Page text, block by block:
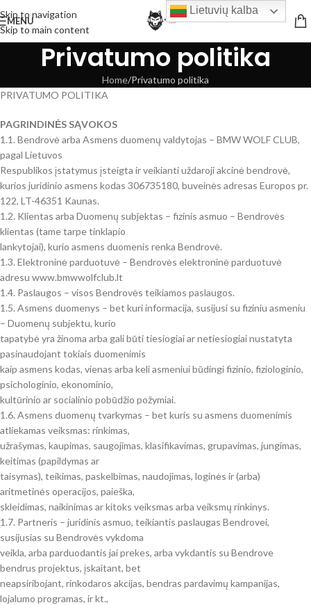
Skip to navigation
Skip to main content
MENU
Privatumo politika
Home Privatumo politika
PRIVATUMO POLITIKA
PAGRINDINĖS SĄVOKOS
1.1. Bendrovė arba Asmens duomenų valdytojas – BMW WOLF CLUB,
pagal Lietuvos
Respublikos įstatymus įsteigta ir veikianti uždaroji akcinė bendrovė,
kurios juridinio asmens kodas 306735180, buveinės adresas Europos pr.
122, LT-46351 Kaunas.
1.2. Klientas arba Duomenų subjektas – fizinis asmuo – Bendrovės
klientas (tame tarpe tinklapio
lankytojai), kurio asmens duomenis renka Bendrovė.
1.3. Elektroninė parduotuvė – Bendrovės elektroninė parduotuvė
adresu www.bmwwolfclub.lt
1.4. Paslaugos – visos Bendrovės teikiamos paslaugos.
1.5. Asmens duomenys – bet kuri informacija, susijusi su fiziniu asmeniu
– Duomenų subjektu, kurio
tapatybė yra žinoma arba gali būti tiesiogiai ar netiesiogiai nustatyta
pasinaudojant tokiais duomenimis
kaip asmens kodas, vienas arba keli asmeniui būdingi fizinio, fiziologinio,
psichologinio, ekonominio,
kultūrinio ar socialinio pobūdžio požymiai.
1.6. Asmens duomenų tvarkymas – bet kuris su asmens duomenimis
atliekamas veiksmas: rinkimas,
užrašymas, kaupimas, saugojimas, klasifikavimas, grupavimas, jungimas,
keitimas (papildymas ar
taisymas), teikimas, paskelbimas, naudojimas, loginės ir (arba)
aritmetinės operacijos, paieška,
skleidimas, naikinimas ar kitoks veiksmas arba veiksmų rinkinys.
1.7. Partneris – juridinis asmuo, teikiantis paslaugas Bendrovei,
susijusias su Bendrovės vykdoma
veikla, arba parduodantis jai prekes, arba vykdantis su Bendrove
bendrus projektus, įskaitant, bet
neapsiribojant, rinkodaros akcijas, bendras pardavimų kampanijas,
lojalumo programas, ir kt.,
Lietuvių kalba